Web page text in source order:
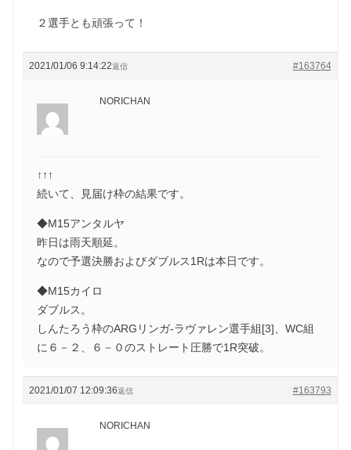
２選手とも頑張って！
2021/01/06 9:14:22 #163764
返信
NORICHAN
↑↑↑
続いて、見届け枠の結果です。
◆M15アンタルヤ
昨日は雨天順延。
なので予選決勝およびダブルス1Rは本日です。
◆M15カイロ
ダブルス。
しんたろう枠のARGリンガ-ラヴァレン選手組[3]、WC組
に６－２、６－０のストレート圧勝で1R突破。
2021/01/07 12:09:36 #163793
返信
NORICHAN